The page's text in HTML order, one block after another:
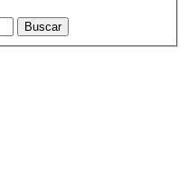
Buscar